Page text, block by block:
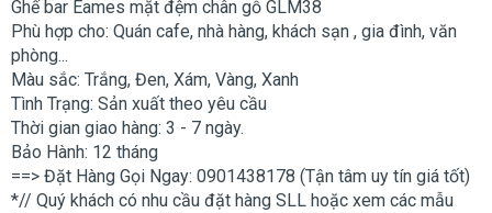
Ghế bar Eames mặt đệm chân gỗ GLM38
Phù hợp cho: Quán cafe, nhà hàng, khách sạn , gia đình, văn
phòng...
Màu sắc: Trắng, Đen, Xám, Vàng, Xanh
Tình Trạng: Sản xuất theo yêu cầu
Thời gian giao hàng: 3 - 7 ngày.
Bảo Hành: 12 tháng
==> Đặt Hàng Gọi Ngay: 0901438178 (Tận tâm uy tín giá tốt)
*// Quý khách có nhu cầu đặt hàng SLL hoặc xem các mẫu